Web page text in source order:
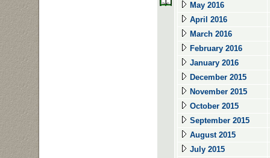
May 2016
April 2016
March 2016
February 2016
January 2016
December 2015
November 2015
October 2015
September 2015
August 2015
July 2015